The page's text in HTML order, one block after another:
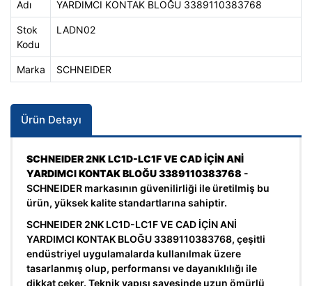
Adı
YARDIMCI KONTAK BLOĞU 3389110383768
Stok
Kodu
LADN02
Marka SCHNEIDER
Ürün Detayı
SCHNEIDER 2NK LC1D-LC1F VE CAD İÇİN ANİ
YARDIMCI KONTAK BLOĞU 3389110383768 -
SCHNEIDER markasının güvenilirliği ile üretilmiş bu
ürün, yüksek kalite standartlarına sahiptir.
SCHNEIDER 2NK LC1D-LC1F VE CAD İÇİN ANİ
YARDIMCI KONTAK BLOĞU 3389110383768, çeşitli
endüstriyel uygulamalarda kullanılmak üzere
tasarlanmış olup, performansı ve dayanıklılığı ile
dikkat çeker. Teknik yapısı sayesinde uzun ömürlü